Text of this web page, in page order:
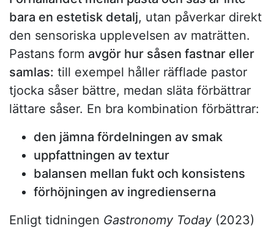
bara en estetisk detalj, utan påverkar direkt
den sensoriska upplevelsen av maträtten.
Pastans form avgör hur såsen fastnar eller
samlas: till exempel håller räfflade pastor
tjocka såser bättre, medan släta förbättrar
lättare såser. En bra kombination förbättrar:
den jämna fördelningen av smak
uppfattningen av textur
balansen mellan fukt och konsistens
förhöjningen av ingredienserna
Enligt tidningen Gastronomy Today(2023)